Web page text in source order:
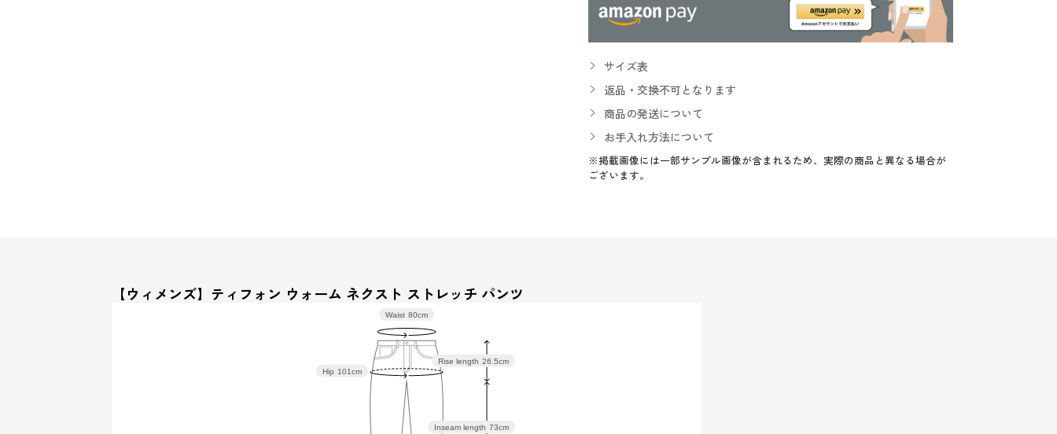
サイズ表
返品・交換不可となります
商品の発送について
お手入れ方法について
※掲載画像には一部サンプル画像が含まれるため、実際の商品と異なる場合が
ございます。
【ウィメンズ】ティフォン ウォーム ネクスト ストレッチ パンツ
Inseam length 73cm
Rise length 26.5cm
Hip 101cm
Waist 80cm